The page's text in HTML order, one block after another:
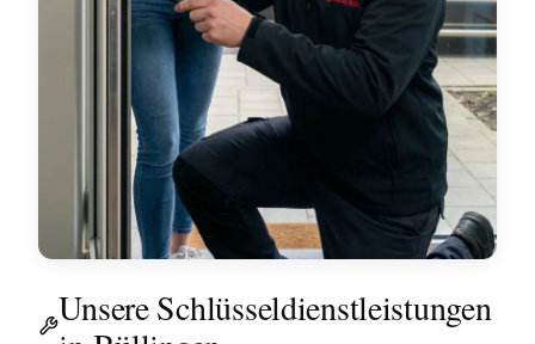
Unsere Schlüsseldienstleistungen